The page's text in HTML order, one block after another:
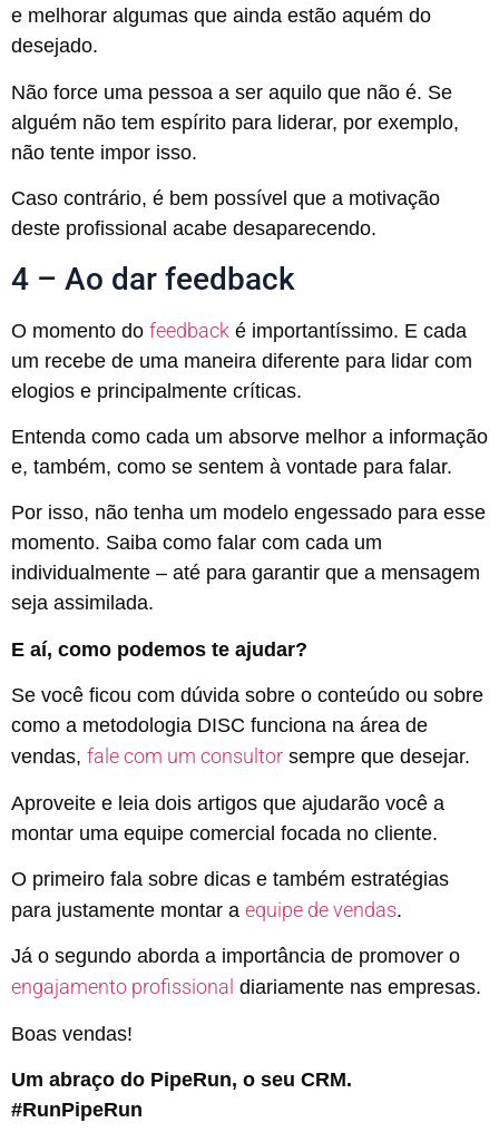
e melhorar algumas que ainda estão aquém do
desejado.
Não force uma pessoa a ser aquilo que não é. Se
alguém não tem espírito para liderar, por exemplo,
não tente impor isso.
Caso contrário, é bem possível que a motivação
deste profissional acabe desaparecendo.
4 – Ao dar feedback
O momento do feedback é importantíssimo. E cada
um recebe de uma maneira diferente para lidar com
elogios e principalmente críticas.
Entenda como cada um absorve melhor a informação
e, também, como se sentem à vontade para falar.
Por isso, não tenha um modelo engessado para esse
momento. Saiba como falar com cada um
individualmente – até para garantir que a mensagem
seja assimilada.
E aí, como podemos te ajudar?
Se você ficou com dúvida sobre o conteúdo ou sobre
como a metodologia DISC funciona na área de
vendas, fale com um consultor sempre que desejar.
Aproveite e leia dois artigos que ajudarão você a
montar uma equipe comercial focada no cliente.
O primeiro fala sobre dicas e também estratégias
para justamente montar a equipe de vendas.
Já o segundo aborda a importância de promover o
engajamento profissional diariamente nas empresas.
Boas vendas!
Um abraço do PipeRun, o seu CRM.
#RunPipeRun